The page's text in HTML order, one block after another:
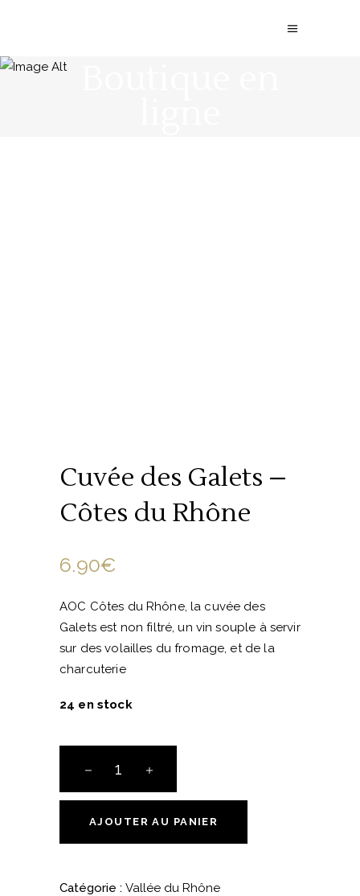
Cuvée des Galets –
Côtes du Rhône
6.90€
AOC Côtes du Rhône, la cuvée des
Galets est non filtré, un vin souple à servir
sur des volailles du fromage, et de la
charcuterie
24 en stock
Galets
Rhône
AJOUTER AU PANIER
Catégorie : Vallée du Rhône